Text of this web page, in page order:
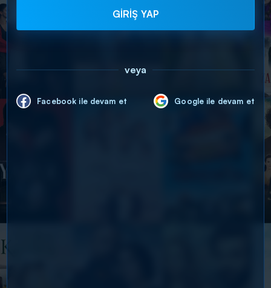
GİRİŞ YAP
veya
Facebook ile devam et Google ile devam et